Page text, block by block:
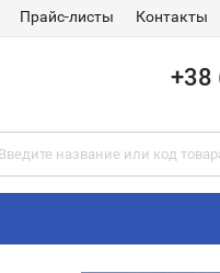
Прайс-листы Контакты
+38